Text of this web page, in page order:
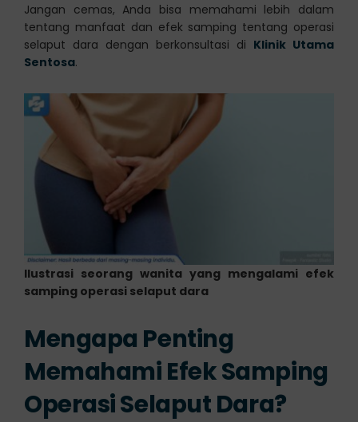
Jangan cemas, Anda bisa memahami lebih dalam
tentang manfaat dan efek samping tentang operasi
selaput dara dengan berkonsultasi di Klinik Utama
Sentosa.
Ilustrasi seorang wanita yang mengalami efek
samping operasi selaput dara
Mengapa Penting
Memahami Efek Samping
Operasi Selaput Dara?